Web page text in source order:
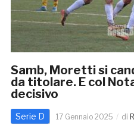
Samb, Moretti si
da titolare. E col
decisivo
Serie D 17 Gennaio 2025 di